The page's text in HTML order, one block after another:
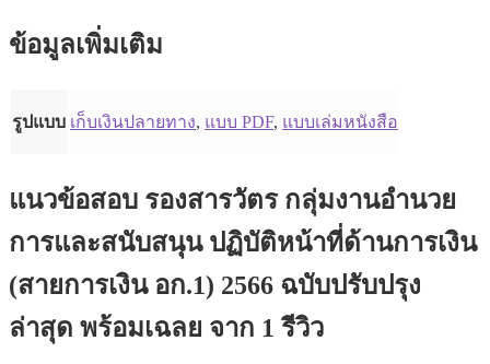
ข้อมูลเพิ่มเติม
รูปแบบ เก็บเงินปลายทาง, แบบ PDF, แบบเล่มหนังสือ
แนวข้อสอบ รองสารวัตร กลุ่มงานอำนวย
การและสนับสนุน ปฏิบัติหน้าที่ด้านการเงิน
(สายการเงิน อก.1) 2566 ฉบับปรับปรุง
ล่าสุด พร้อมเฉลย จาก 1 รีวิว